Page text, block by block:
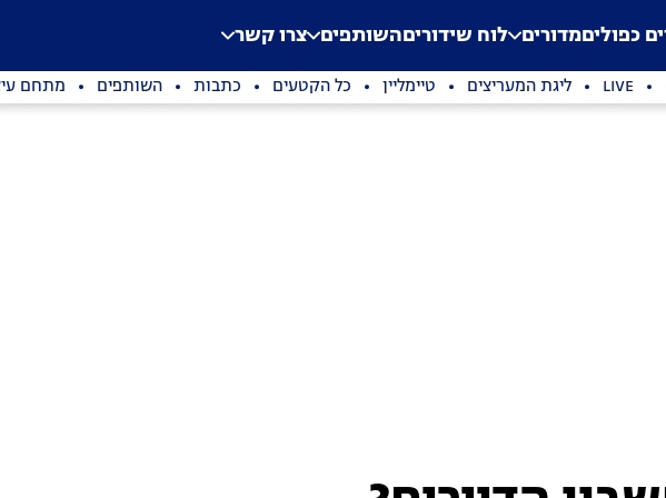
Application error: a
. כפוליםמדורים לוח שידוריםהשותפים צרו קשר
LIVE ליגת המעריצים טיימליין כל הקטעים כתבות השותפים מתחם